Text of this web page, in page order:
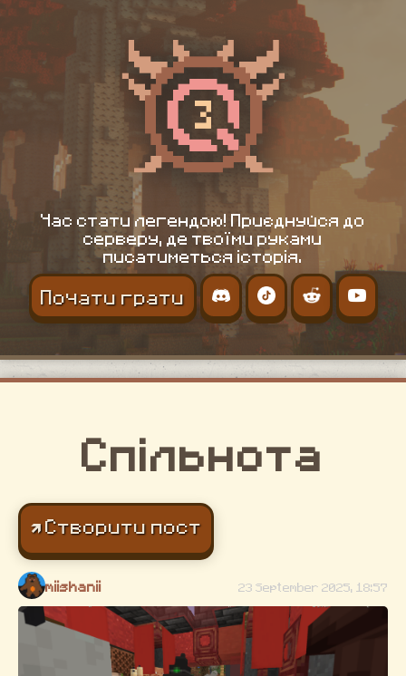
Час стати легендою! Приєднуйся до
серверу, де твоїми руками
писатиметься історія.
Почати грати
Спільнота
🡽 Створити пост
miishanii 23 September 2025, 18:57